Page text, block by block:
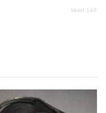
kkod:146